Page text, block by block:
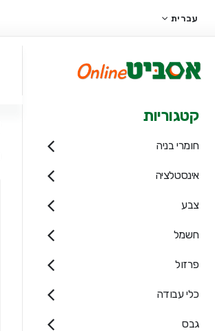
עברית
קטגוריות
חומרי בניה
אינסטלציה
צבע
חשמל
פרזול
כלי עבודה
גבס